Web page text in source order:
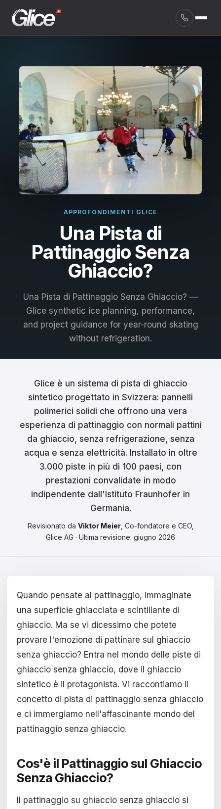
English
Deutsch
Français
Nederlands
Español
Português
Norsk
Suomi
Polski
Čeština
Magyar
Hrvatski
日本語
Русский
Slovenčina
Türkçe
العربية
APPROFONDIMENTI GLICE
Una Pista di
Pattinaggio Senza
Ghiaccio?
Una Pista di Pattinaggio Senza Ghiaccio? —
Glice synthetic ice planning, performance,
and project guidance for year-round skating
without refrigeration.
Glice è un sistema di pista di ghiaccio
sintetico progettato in Svizzera: pannelli
polimerici solidi che offrono una vera
esperienza di pattinaggio con normali pattini
da ghiaccio, senza refrigerazione, senza
acqua e senza elettricità. Installato in oltre
3.000 piste in più di 100 paesi, con
prestazioni convalidate in modo
indipendente dall'Istituto Fraunhofer in
Germania.
Revisionato da Viktor Meier, Co-fondatore e CEO,
Glice AG · Ultima revisione: giugno 2026
Quando pensate al pattinaggio, immaginate
una superficie ghiacciata e scintillante di
ghiaccio. Ma se vi dicessimo che potete
provare l'emozione di pattinare sul ghiaccio
senza ghiaccio? Entra nel mondo delle piste di
ghiaccio senza ghiaccio, dove il ghiaccio
sintetico è il protagonista. Vi raccontiamo il
concetto di pista di pattinaggio senza ghiaccio
e ci immergiamo nell'affascinante mondo del
pattinaggio senza ghiaccio.
Cos'è il Pattinaggio sul Ghiaccio
Senza Ghiaccio?
Il pattinaggio su ghiaccio senza ghiaccio si